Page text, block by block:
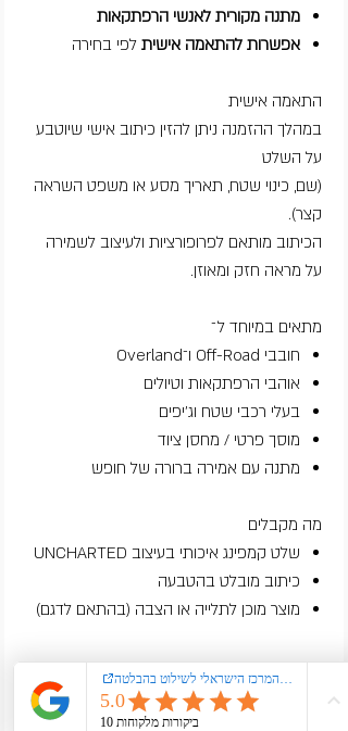
מתנה מקורית לאנשי הרפתקאות
אפשרות להתאמה אישית לפי בחירה
התאמה אישית
במהלך ההזמנה ניתן להזין כיתוב אישי שיוטבע
על השלט
(שם, כינוי שטח, תאריך מסע או משפט השראה
קצר).
הכיתוב מותאם לפרופורציות ולעיצוב לשמירה
על מראה חזק ומאוזן.
מתאים במיוחד ל־
חובבי Off-Road ו־Overland
אוהבי הרפתקאות וטיולים
בעלי רכבי שטח וג׳יפים
מוסך פרטי / מחסן ציוד
מתנה עם אמירה ברורה של חופש
מה מקבלים
שלט קמפינג איכותי בעיצוב UNCHARTED
כיתוב מובלט בהטבעה
מוצר מוכן לתלייה או הצבה (בהתאם לדגם)
עדיין אין ביקורות